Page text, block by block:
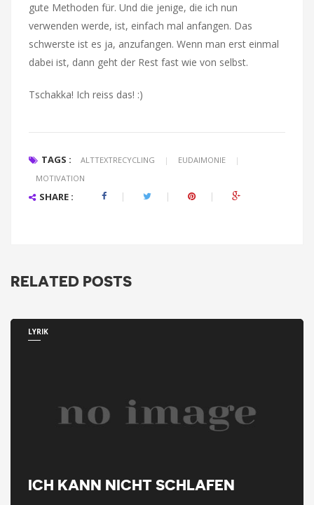
gute Methoden für. Und die jenige, die ich nun
verwenden werde, ist, einfach mal anfangen. Das
schwerste ist es ja, anzufangen. Wenn man erst einmal
dabei ist, dann geht der Rest fast wie von selbst.
Tschakka! Ich reiss das! :)
TAGS : ALTTEXTRECYCLING | EUDAIMONIE
|
MOTIVATION
SHARE :
RELATED POSTS
LYRIK
ICH KANN NICHT SCHLAFEN